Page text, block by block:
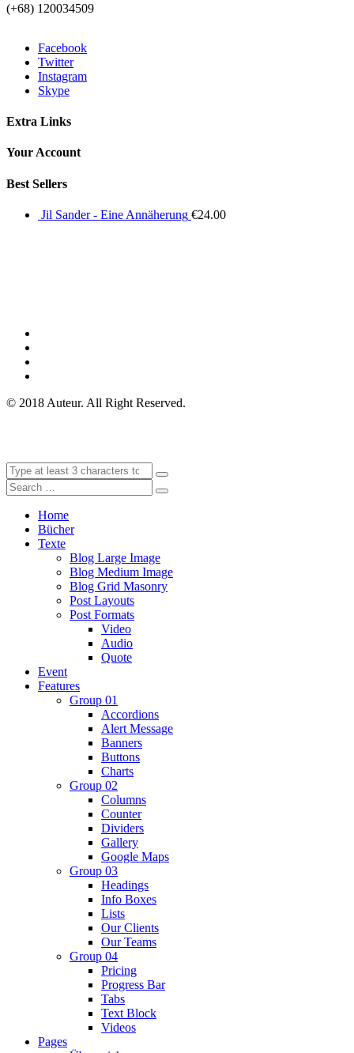
(+68) 120034509
Facebook
Twitter
Instagram
Skype
Extra Links
Your Account
Best Sellers
Jil Sander - Eine Annäherung €24.00
© 2018 Auteur. All Right Reserved.
Home
Bücher
Texte
Blog Large Image
Blog Medium Image
Blog Grid Masonry
Post Layouts
Post Formats
Video
Audio
Quote
Event
Features
Group 01
Accordions
Alert Message
Banners
Buttons
Charts
Group 02
Columns
Counter
Dividers
Gallery
Google Maps
Group 03
Headings
Info Boxes
Lists
Our Clients
Our Teams
Group 04
Pricing
Progress Bar
Tabs
Text Block
Videos
Pages